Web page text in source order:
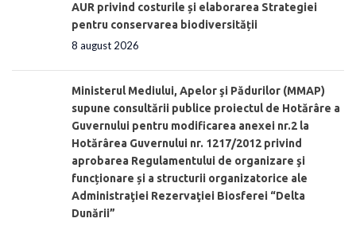
AUR privind costurile și elaborarea Strategiei
pentru conservarea biodiversității
8 august 2026
Ministerul Mediului, Apelor şi Pădurilor (MMAP)
supune consultării publice proiectul de Hotărâre a
Guvernului pentru modificarea anexei nr.2 la
Hotărârea Guvernului nr. 1217/2012 privind
aprobarea Regulamentului de organizare şi
funcționare și a structurii organizatorice ale
Administraţiei Rezervaţiei Biosferei “Delta
Dunării”